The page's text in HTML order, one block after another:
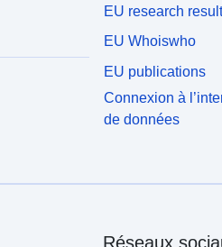
EU research
EU Whoiswho
EU publications
Connexion à
de données
Réseaux